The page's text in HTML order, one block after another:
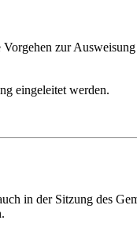
zur
eingeleitet werden.
in der Sitzung des